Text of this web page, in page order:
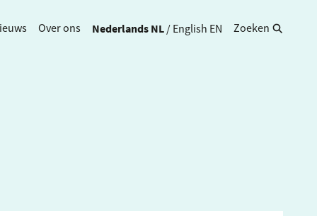
Over ons Nederlands NL / English EN Zoeken